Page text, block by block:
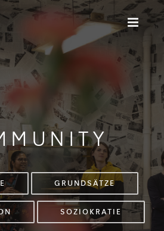
GRUNDSÄTZE
SOZIOKRATIE